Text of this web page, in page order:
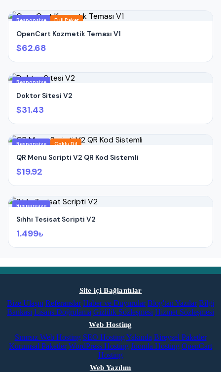
Parola : 1234
Responsive Full Paket
OpenCart Kozmetik Teması V1
$62.68
Responsive
Doktor Sitesi V2
$31.43
Responsive Çoklu Dil
QR Menu Scripti V2 QR Kod Sistemli
$19.92
Responsive
Sıhhı Tesisat Scripti V2
1.499₺
Site içi Bağlantılar
Bize Ulaşın Referanslar Haber ve Duyurular Blog'tan Yazılar Bilgi
Bankası Lisans Doğrulama Gizlilik Sözleşmesi Hizmet Sözleşmesi
Web Hosting
Sınırsız Web Hosting SEO Hosting Yakında Bireysel Paketler
Kurumsal Paketler WordPress Hosting Joomla Hosting OpenCart
Hosting
Web Yazılım